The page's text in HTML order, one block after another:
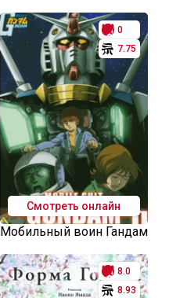
0
7.75
Смотреть онлайн
Мобильный воин Гандам
8.0
8.93